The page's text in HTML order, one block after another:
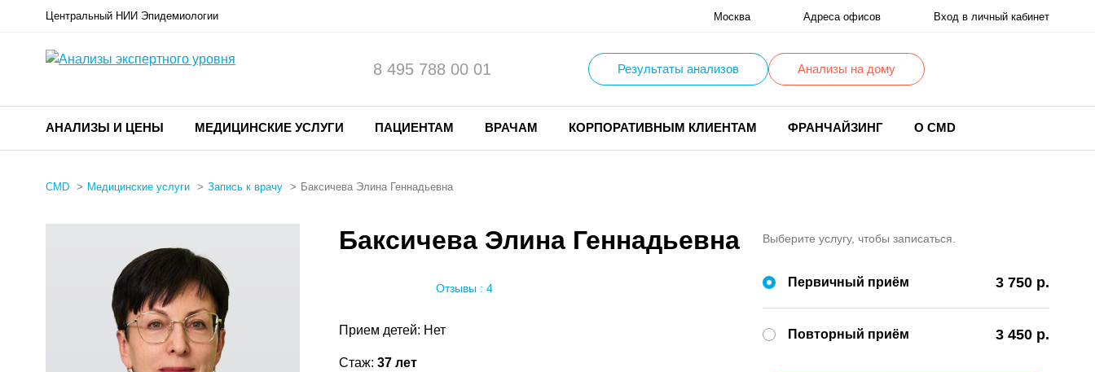
Центральный НИИ Эпидемиологии Москва Адреса офисов Вход в личный кабинет
8 495 788 00 01 Результаты анализов Анализы на дому
АНАЛИЗЫ И ЦЕНЫ МЕДИЦИНСКИЕ УСЛУГИ ПАЦИЕНТАМ ВРАЧАМ КОРПОРАТИВНЫМ КЛИЕНТАМ ФРАНЧАЙЗИНГ О CMD
CMD Медицинские услуги Запись к врачу Баксичева Элина Геннадьевна
Баксичева Элина Геннадьевна
Прием детей: Нет
Стаж: 37 лет
Отзывы : 4
Выберите услугу, чтобы записаться.
Первичный приём 3 750 р.
Повторный приём 3 450 р.